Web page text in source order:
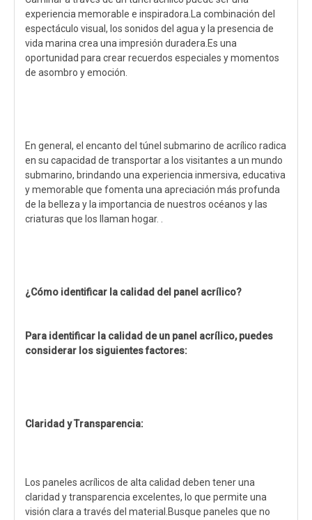
experiencia memorable e inspiradora.La combinación del
espectáculo visual, los sonidos del agua y la presencia de
vida marina crea una impresión duradera.Es una
oportunidad para crear recuerdos especiales y momentos
de asombro y emoción.
En general, el encanto del túnel submarino de acrílico radica
en su capacidad de transportar a los visitantes a un mundo
submarino, brindando una experiencia inmersiva, educativa
y memorable que fomenta una apreciación más profunda
de la belleza y la importancia de nuestros océanos y las
criaturas que los llaman hogar. .
¿Cómo identificar la calidad del panel acrílico?
Para identificar la calidad de un panel acrílico, puedes
considerar los siguientes factores:
Claridad y Transparencia:
Los paneles acrílicos de alta calidad deben tener una
claridad y transparencia excelentes, lo que permite una
visión clara a través del material.Busque paneles que no